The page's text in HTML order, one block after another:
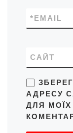
EMAIL
*
САЙТ
АДРЕСУ
ДЛЯ